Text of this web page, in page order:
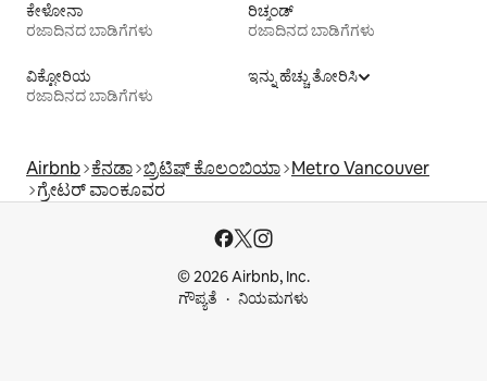
ಕೇಳೋನಾ
ರಜಾದಿನದ ಬಾಡಿಗೆಗಳು
ರಿಚ್ಮಂಡ್
ರಜಾದಿನದ ಬಾಡಿಗೆಗಳು
ವಿಕ್ಟೋರಿಯ
ರಜಾದಿನದ ಬಾಡಿಗೆಗಳು
ಇನ್ನು ಹೆಚ್ಚು ತೋರಿಸಿ
Airbnb ಕೆನಡಾ ಬ್ರಿಟಿಷ್ ಕೊಲಂಬಿಯಾ Metro Vancouver
ಗ್ರೇಟರ್ ವಾಂಕೂವರ
© 2026 Airbnb, Inc.
ಗೌಪ್ಯತೆ
ನಿಯಮಗಳು